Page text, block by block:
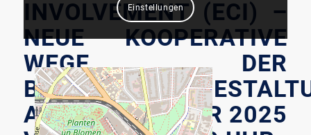
INVOLVEMENT (ECI) –
NEUE KOOPERATIVE
WEGE DER
AM 4. DEZEMBER 2025
Einstellungen